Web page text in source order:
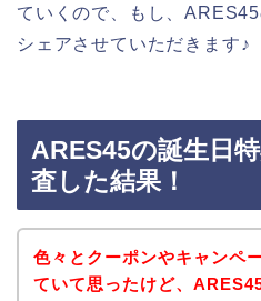
ていくので、もし、
シェアさせていただきます♪
ARES45の誕生日
査した結果！
色々とクーポンやキャンペ
ていて思ったけど、